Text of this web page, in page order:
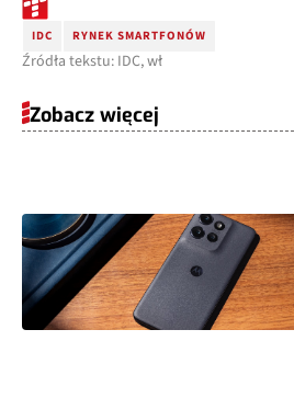
IDC RYNEK SMARTFONÓW
Źródła tekstu: IDC, wł
Zobacz więcej